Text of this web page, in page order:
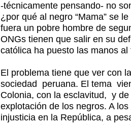
-técnicamente pensando- no
¿por qué al negro “Mama” se
fuera un pobre hombre de
ONGs tienen que salir en su
católica ha puesto las manos
El problema tiene que ver con
sociedad peruana. El tema
Colonia, con la esclavitud, y
explotación de los negros. A
injusticia en la República, a